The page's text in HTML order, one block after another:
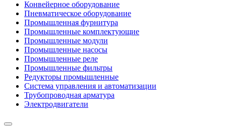
Конвейерное оборудование
Пневматическое оборудование
Промышленная фурнитура
Промышленные комплектующие
Промышленные модули
Промышленные насосы
Промышленные реле
Промышленные фильтры
Редукторы промышленные
Система управления и автоматизации
Трубопроводная арматура
Электродвигатели